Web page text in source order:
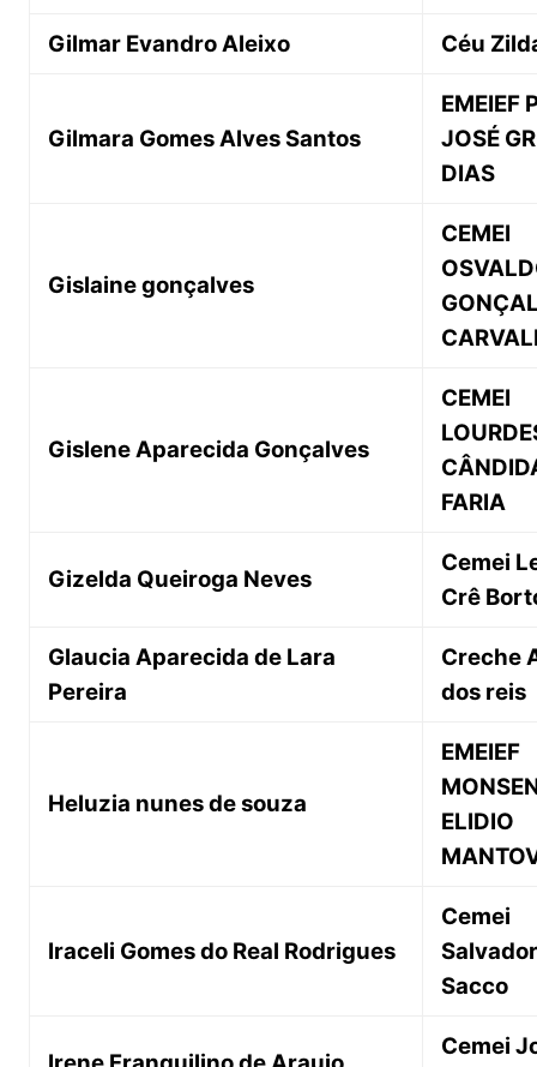
Gilmar Evandro Aleixo Céu
Gilmara Gomes Alves Santos
EMEIEF
JOSÉ
DIAS
Gislaine gonçalves
CEMEI
Gislene Aparecida Gonçalves
CEMEI
FARIA
Gizelda Queiroga Neves
Cemei
Crê
Glaucia Aparecida de Lara
Pereira
Creche
dos reis
Heluzia nunes de souza
EMEIEF
ELIDIO
Iraceli Gomes do Real Rodrigues
Cemei
Salvador
Sacco
Cemei